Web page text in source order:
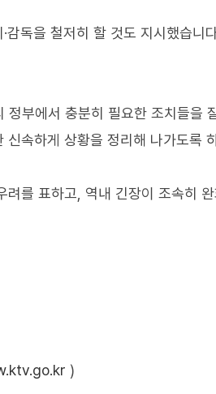
감독을 철저히 할 것도 지시했습니
부에서 충분히 필요한 조치들을
속하게 상황을 정리해 나가도록
를 표하고, 역내 긴장이 조속히
)